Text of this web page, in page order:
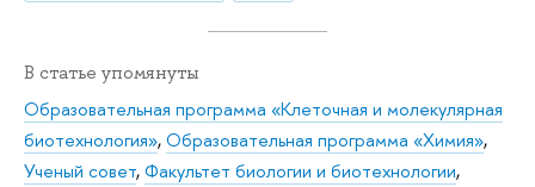
В статье упомянуты
Образовательная программа «Клеточная и молекулярная
биотехнология»,Образовательная программа «Химия»,
Ученый совет,Факультет биологии и биотехнологии,